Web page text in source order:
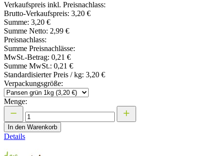
Verkaufspreis inkl. Preisnachlass:
Brutto-Verkaufspreis: 3,20 €
Summe: 3,20 €
Summe Netto: 2,99 €
Preisnachlass:
Summe Preisnachlässe:
MwSt.-Betrag: 0,21 €
Summe MwSt.: 0,21 €
Standardisierter Preis / kg: 3,20 €
Verpackungsgröße:
Menge:
In den Warenkorb
Details